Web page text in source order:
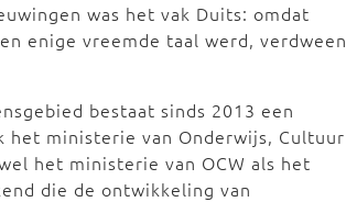
was het vak Duits: omdat
enige vreemde taal werd, verdween
bestaat sinds 2013 een
ministerie van Onderwijs, Cultuur
het ministerie van OCW als het
die de ontwikkeling van